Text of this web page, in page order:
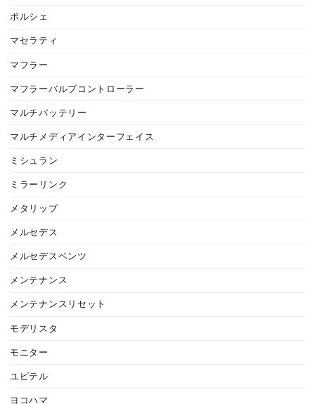
ポルシェ
マセラティ
マフラー
マフラーバルブコントローラー
マルチバッテリー
マルチメディアインターフェイス
ミシュラン
ミラーリンク
メタリップ
メルセデス
メルセデスベンツ
メンテナンス
メンテナンスリセット
モデリスタ
モニター
ユピテル
ヨコハマ